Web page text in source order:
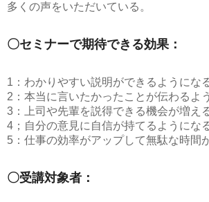
多くの声をいただいている。
〇セミナーで期待できる効果：
1：わかりやすい説明ができるようになる
2：本当に言いたかったことが伝わるよ
3：上司や先輩を説得できる機会が増える
4；自分の意見に自信が持てるようになる
5：仕事の効率がアップして無駄な時間
〇受講対象者：